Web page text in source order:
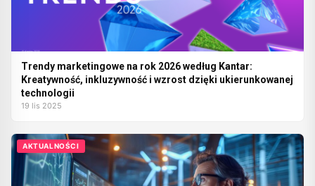
Trendy marketingowe na rok 2026 według Kantar:
Kreatywność, inkluzywność i wzrost dzięki ukierunkowanej
technologii
19 lis 2025
AKTUALNOŚCI